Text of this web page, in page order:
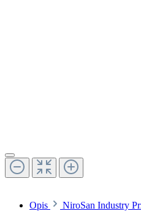
Opis NiroSan Industry